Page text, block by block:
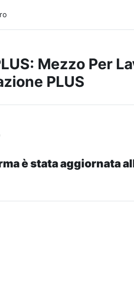
Mezzo Per
PLUS
è stata aggiornata